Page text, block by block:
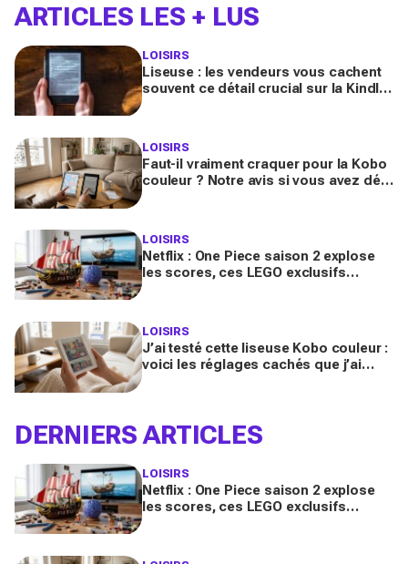
ARTICLES LES + LUS
LOISIRS
Liseuse : les vendeurs vous cachent
souvent ce détail crucial sur la Kindle,
LOISIRS
Faut-il vraiment craquer pour la Kobo
couleur ? Notre avis si vous avez déjà
LOISIRS
Netflix : One Piece saison 2 explose
les scores, ces LEGO exclusifs
LOISIRS
J’ai testé cette liseuse Kobo couleur :
voici les réglages cachés que j’ai
DERNIERS ARTICLES
LOISIRS
Netflix : One Piece saison 2 explose
les scores, ces LEGO exclusifs